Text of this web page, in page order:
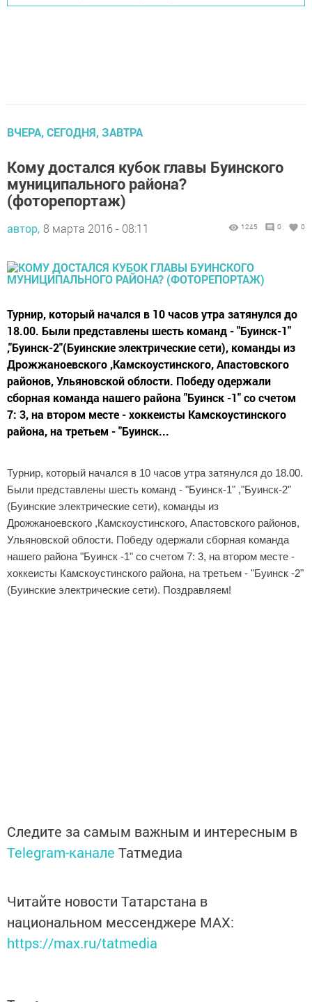
ВЧЕРА, СЕГОДНЯ, ЗАВТРА
Кому достался кубок главы Буинского
муниципального района?
(фоторепортаж)
автор, 8 марта 2016 - 08:11 1245 0 0
Турнир, который начался в 10 часов утра затянулся до
18.00. Были представлены шесть команд - "Буинск-1"
,"Буинск-2"(Буинские электрические сети), команды из
Дрожжаноевского ,Камскоустинского, Апастовского
районов, Ульяновской облости. Победу одержали
сборная команда нашего района "Буинск -1" со счетом
7: 3, на втором месте - хоккеисты Камскоустинского
района, на третьем - "Буинск...
Турнир, который начался в 10 часов утра затянулся до 18.00.
Были представлены шесть команд - "Буинск-1" ,"Буинск-2"
(Буинские электрические сети), команды из
Дрожжаноевского ,Камскоустинского, Апастовского районов,
Ульяновской облости. Победу одержали сборная команда
нашего района "Буинск -1" со счетом 7: 3, на втором месте -
хоккеисты Камскоустинского района, на третьем - "Буинск -2"
(Буинские электрические сети). Поздравляем!
Следите за самым важным и интересным в
Telegram-канале Татмедиа
Читайте новости Татарстана в
национальном мессенджере MАХ:
https://max.ru/tatmedia